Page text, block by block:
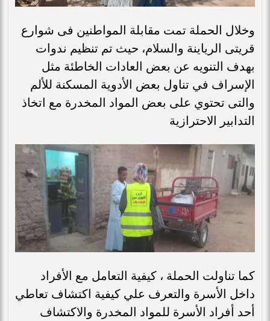
وخلال الحملة تمت مقابلة المواطنين فى شوارع
قريتى الرياينة والسلام، حيث تم تنظيم ندوات
بهدف التنويه عن بعض العادات الخاطئة مثل
الإسراف في تناول بعض الأدوية المسكنة للألم
والتى تحتوي على بعض المواد المخدرة مع اتخاذ
التدابير الاحترازية
كما تناولت الحملة ، كيفية التعامل مع الأفراد
داخل الأسرة والتعرف علي كيفية اكتشاف تعاطي
أحد أفراد الأسرة للمواد المخدرة والاكتشاف